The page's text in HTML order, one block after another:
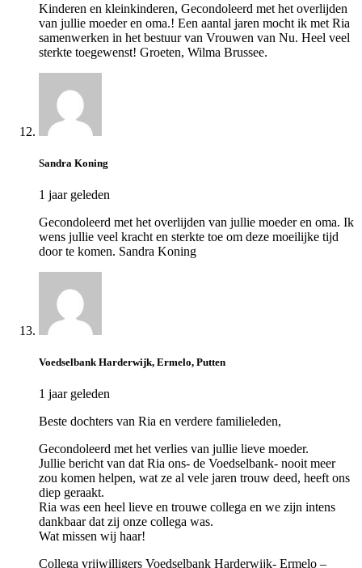
Kinderen en kleinkinderen, Gecondoleerd met het overlijden
van jullie moeder en oma.! Een aantal jaren mocht ik met Ria
samenwerken in het bestuur van Vrouwen van Nu. Heel veel
sterkte toegewenst! Groeten, Wilma Brussee.
Sandra Koning
1 jaar geleden
Gecondoleerd met het overlijden van jullie moeder en oma. Ik
wens jullie veel kracht en sterkte toe om deze moeilijke tijd
door te komen. Sandra Koning
Voedselbank Harderwijk, Ermelo, Putten
1 jaar geleden
Beste dochters van Ria en verdere familieleden,
Gecondoleerd met het verlies van jullie lieve moeder.
Jullie bericht van dat Ria ons- de Voedselbank- nooit meer
zou komen helpen, wat ze al vele jaren trouw deed, heeft ons
diep geraakt.
Ria was een heel lieve en trouwe collega en we zijn intens
dankbaar dat zij onze collega was.
Wat missen wij haar!
Collega vrijwilligers Voedselbank Harderwijk- Ermelo –